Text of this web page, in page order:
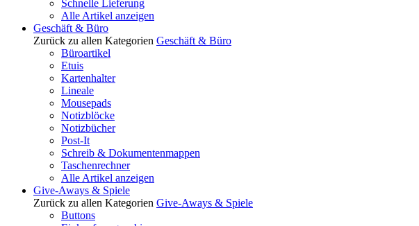
Schnelle Lieferung
Alle Artikel anzeigen
Geschäft & Büro
Zurück zu allen Kategorien Geschäft & Büro
Büroartikel
Etuis
Kartenhalter
Lineale
Mousepads
Notizblöcke
Notizbücher
Post-It
Schreib & Dokumentenmappen
Taschenrechner
Alle Artikel anzeigen
Give-Aways & Spiele
Zurück zu allen Kategorien Give-Aways & Spiele
Buttons